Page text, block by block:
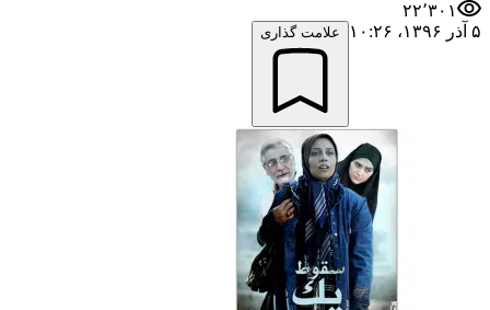
۲۲٬۳۰۱
۵ آذر ۱۳۹۶،‏ ۱۰:۲۶
علامت گذاری